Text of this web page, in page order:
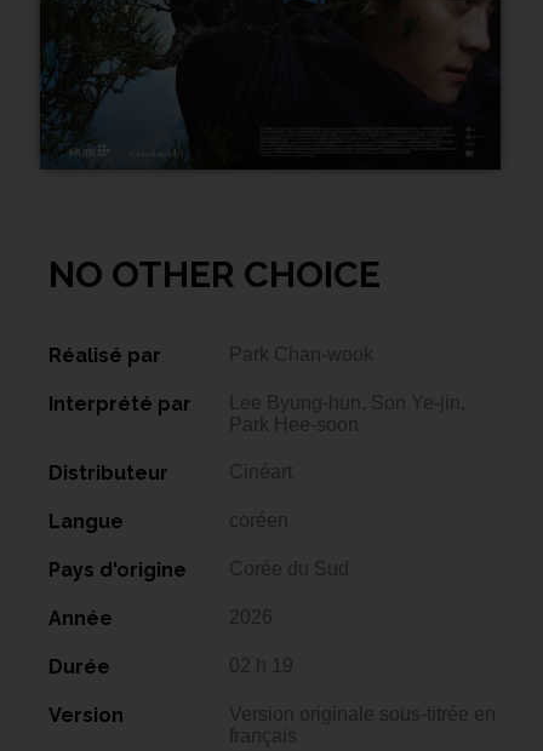
NO OTHER CHOICE
Réalisé par Park Chan-wook
Interprété par
Lee Byung-hun, Son Ye-jin,
Park Hee-soon
Distributeur Cinéart
Langue coréen
Pays d'origine Corée du Sud
Année 2026
Durée 02 h 19
Version
Version originale sous-titrée en
français